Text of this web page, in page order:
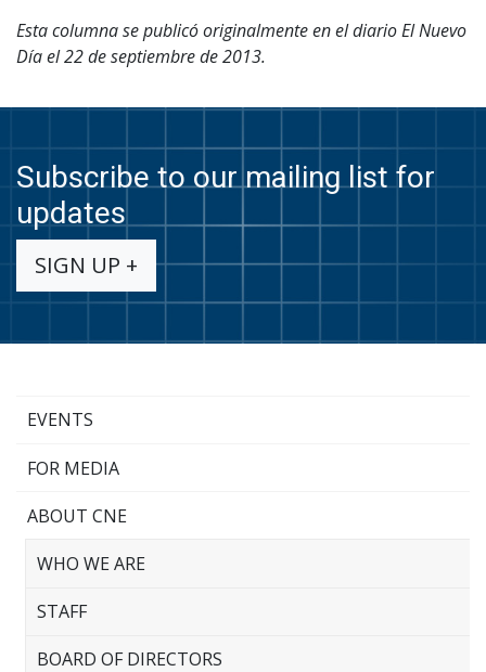
Esta columna se publicó originalmente en el diario El Nuevo
Día el 22 de septiembre de 2013.
Subscribe to our mailing list for
updates
SIGN UP +
EVENTS
FOR MEDIA
ABOUT CNE
WHO WE ARE
STAFF
BOARD OF DIRECTORS